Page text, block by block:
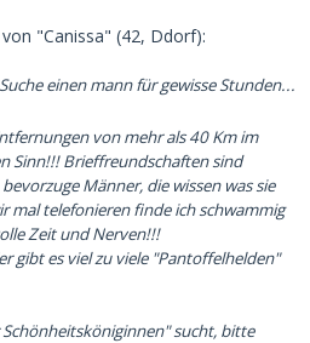
"Canissa" (42, Ddorf):
Suche einen mann für gewisse Stunden...
von mehr als 40 Km im
Sinn!!! Brieffreundschaften sind
Männer, die wissen was sie
mal telefonieren finde ich schwammig
Zeit und Nerven!!!
gibt es viel zu viele "Pantoffelhelden"
sucht, bitte